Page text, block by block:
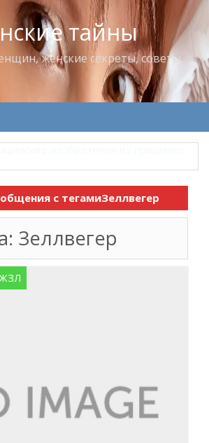
тайны
женские секреты, советы
с тегамиЗеллвегер
Зеллвегер